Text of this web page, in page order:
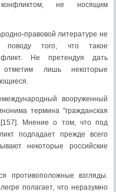
не носящим
правовой литературе не
поводу того, что такое
Не претендуя дать
лишь некоторые
вооруженный
термина "гражданская
Мнение о том, что под
подпадает прежде всего
некоторые российские
противоположные взгляды.
полагает, что неразумно